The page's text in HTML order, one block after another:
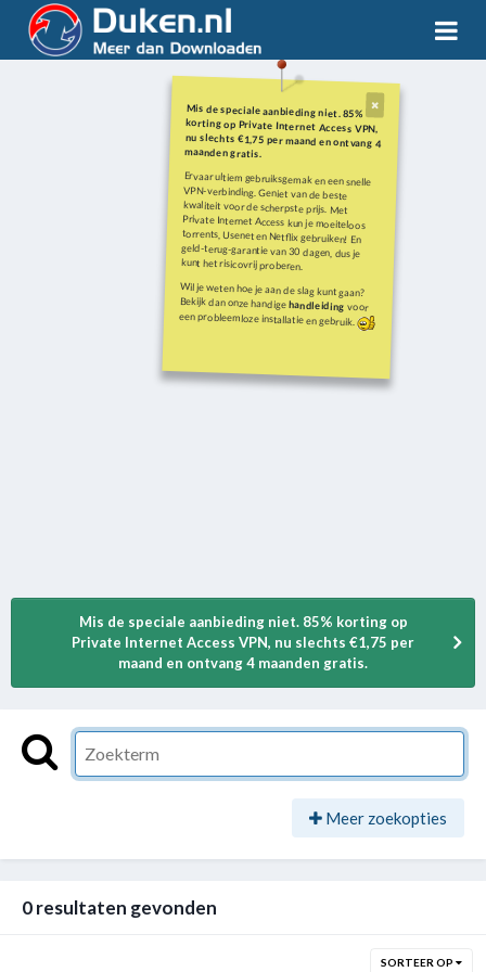
Mis de speciale aanbieding niet. 85%
korting op Private Internet Access VPN,
nu slechts €1,75 per maand en ontvang 4
maanden gratis.
Ervaar ultiem gebruiksgemak en een snelle
VPN-verbinding. Geniet van de beste
kwaliteit voor de scherpste prijs. Met
Private Internet Access kun je moeiteloos
torrents, Usenet en Netflix gebruiken! En
geld-terug-garantie van 30 dagen, dus je
kunt het risicovrij proberen.
Wil je weten hoe je aan de slag kunt gaan?
Bekijk dan onze handigehandleiding voor
een probleemloze installatie en gebruik.
Mis de speciale aanbieding niet. 85% korting op
Private Internet Access VPN, nu slechts €1,75 per
maand en ontvang 4 maanden gratis.
Meer zoekopties
0 resultaten gevonden
SORTEER OP